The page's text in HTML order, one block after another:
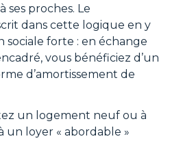
proches. Le
dans cette logique en y
forte : en échange
vous bénéficiez d’un
d’amortissement de
un logement neuf ou à
un loyer « abordable »